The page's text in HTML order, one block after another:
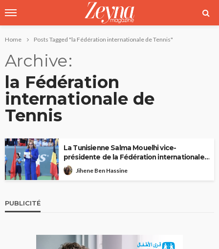
Home Posts Tagged "la Fédération internationale de Tennis"
Archive
la Fédération
internationale de
Tennis
La Tunisienne Salma Mouelhi vice-
présidente de la Fédération internationale
de Tennis
Jihene Ben Hassine
PUBLICITÉ